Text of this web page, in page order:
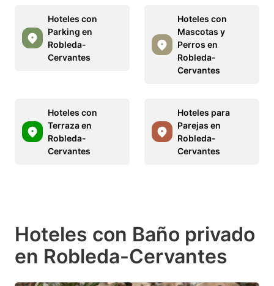
Hoteles con
Parking en
Robleda-
Cervantes
Hoteles con
Mascotas y
Perros en
Robleda-
Cervantes
Hoteles con
Terraza en
Robleda-
Cervantes
Hoteles para
Parejas en
Robleda-
Cervantes
Hoteles con Baño privado
en Robleda-Cervantes